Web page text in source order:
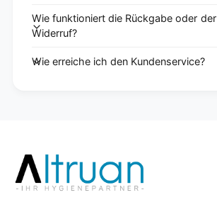
Wie funktioniert die Rückgabe oder der
Widerruf?
Wie erreiche ich den Kundenservice?